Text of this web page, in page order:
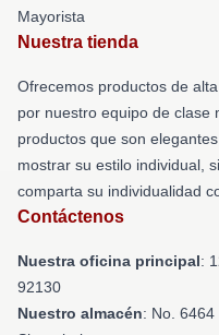
Mayorista
Nuestra tienda
Ofrecemos productos de
por nuestro equipo de clase
productos que son
mostrar su estilo individual,
comparta su individualidad
Contáctenos
Nuestra oficina principal:
92130
Nuestro almacén: No. 6464